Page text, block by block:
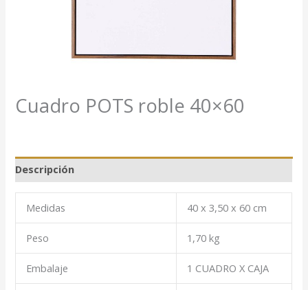
Cuadro POTS roble 40×60
Descripción
Medidas 40 x 3,50 x 60 cm
Peso 1,70 kg
Embalaje 1 CUADRO X CAJA